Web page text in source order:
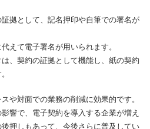
拠として、記名押印や自筆での署名が
えて電子署名が用いられます。
、契約の証拠として機能し、紙の契約
や対面での業務の削減に効果的です。
響で、電子契約を導入する企業が増え
押しもあって、今後さらに普及してい